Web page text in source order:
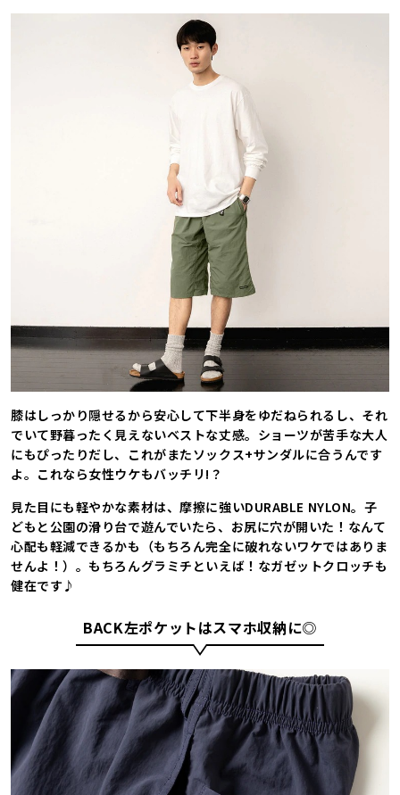
膝はしっかり隠せるから安心して下半身をゆだねられるし、それ
でいて野暮ったく見えないベストな丈感。ショーツが苦手な大人
にもぴったりだし、これがまたソックス+サンダルに合うんです
よ。これなら女性ウケもバッチリ!？
見た目にも軽やかな素材は、摩擦に強いDURABLE NYLON。子
どもと公園の滑り台で遊んでいたら、お尻に穴が開いた！なんて
心配も軽減できるかも（もちろん完全に破れないワケではありま
せんよ！）。もちろんグラミチといえば！なガゼットクロッチも
健在です♪
BACK左ポケットはスマホ収納に◎